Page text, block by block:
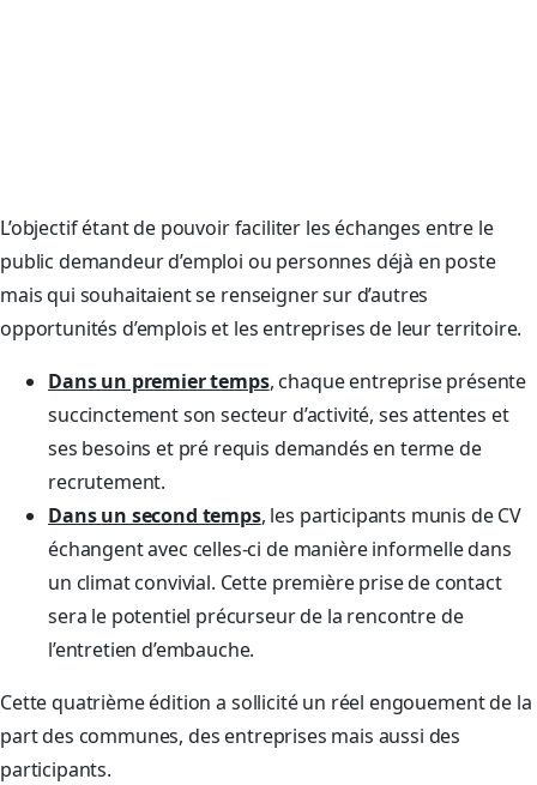
L’objectif étant de pouvoir faciliter les échanges entre le
public demandeur d’emploi ou personnes déjà en poste
mais qui souhaitaient se renseigner sur d’autres
opportunités d’emplois et les entreprises de leur territoire.
Dans un premier temps, chaque entreprise présente
succinctement son secteur d’activité, ses attentes et
ses besoins et pré requis demandés en terme de
recrutement.
Dans un second temps, les participants munis de CV
échangent avec celles-ci de manière informelle dans
un climat convivial. Cette première prise de contact
sera le potentiel précurseur de la rencontre de
l’entretien d’embauche.
Cette quatrième édition a sollicité un réel engouement de la
part des communes, des entreprises mais aussi des
participants.